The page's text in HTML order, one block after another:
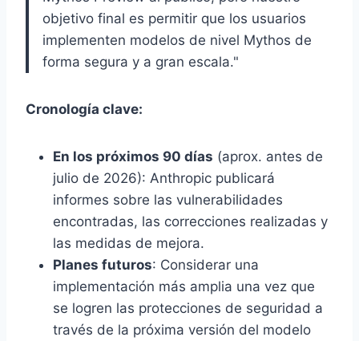
objetivo final es permitir que los usuarios
implementen modelos de nivel Mythos de
forma segura y a gran escala."
Cronología clave:
En los próximos 90 días (aprox. antes de
julio de 2026): Anthropic publicará
informes sobre las vulnerabilidades
encontradas, las correcciones realizadas y
las medidas de mejora.
Planes futuros: Considerar una
implementación más amplia una vez que
se logren las protecciones de seguridad a
través de la próxima versión del modelo